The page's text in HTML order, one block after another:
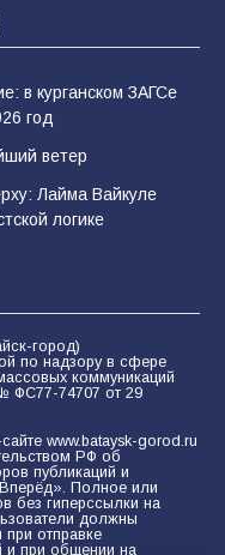
в курганском ЗАГСе
год
ветер
Лайма Вайкуле
логике
город)
по надзору в сфере
коммуникаций
ФС77-74707 от 29
www.bataysk-gorod.ru
РФ об
публикаций и
Полное или
без гиперссылки на
должны
отправке
и при общении на